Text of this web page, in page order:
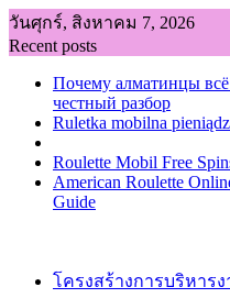
Skip
to
content
วันศุกร์, สิงหาคม 7, 2026
Recent posts
Почему алматинцы
честный разбор
Ruletka mobilna
Roulette Mobil Free
American Roulette
Guide
โครงสร้างการบริหาร